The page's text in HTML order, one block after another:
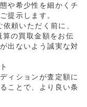
や希少性を細かくチ
提示します。
依頼いただく前に、
の買取金額をお伝
出ないよう誠実な対
ィションが査定額に
ことで、より良い条